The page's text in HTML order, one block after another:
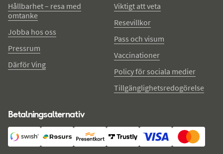
Hållbarhet – resa med
omtanke
Jobba hos oss
Pressrum
Därför Ving
Viktigt att veta
Resevillkor
Pass och visum
Vaccinationer
Policy för sociala medier
Tillgänglighetsredogörelse
Betalningsalternativ